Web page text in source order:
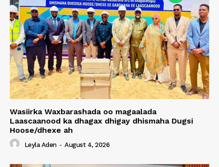
Wasiirka Waxbarashada oo magaalada
Laascaanood ka dhagax dhigay dhismaha Dugsi
Hoose/dhexe ah
Leyla Aden - August 4, 2026